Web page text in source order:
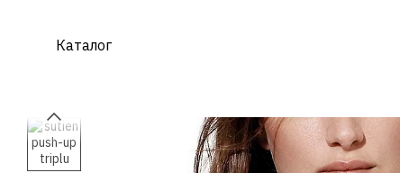
Каталог